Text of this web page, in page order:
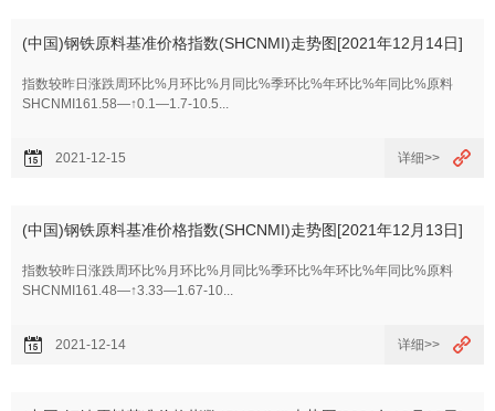
(中国)钢铁原料基准价格指数(SHCNMI)走势图[2021年12月14日]
指数较昨日涨跌周环比%月环比%月同比%季环比%年环比%年同比%原料
SHCNMI161.58—↑0.1—1.7-10.5...
2021-12-15 详细>>
(中国)钢铁原料基准价格指数(SHCNMI)走势图[2021年12月13日]
指数较昨日涨跌周环比%月环比%月同比%季环比%年环比%年同比%原料
SHCNMI161.48—↑3.33—1.67-10...
2021-12-14 详细>>